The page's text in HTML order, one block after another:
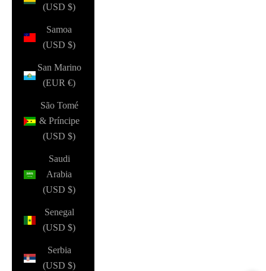
(USD $)
Samoa
(USD $)
San Marino
(EUR €)
São Tomé
& Príncipe
(USD $)
Saudi
Arabia
(USD $)
Senegal
(USD $)
Serbia
(USD $)